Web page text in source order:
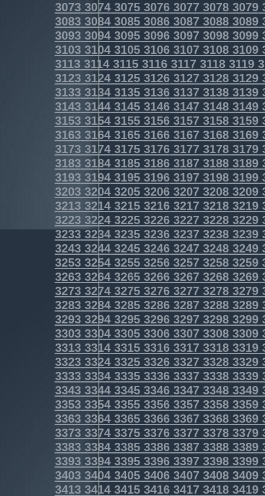
3073307430753076307730783079
3083308430853086308730883089
3093309430953096309730983099
3103310431053106310731083109
3113311431153116311731183119
3123312431253126312731283129
3133313431353136313731383139
3143314431453146314731483149
3153315431553156315731583159
3163316431653166316731683169
3173317431753176317731783179
3183318431853186318731883189
3193319431953196319731983199
3203320432053206320732083209
3213321432153216321732183219
3223322432253226322732283229
3233323432353236323732383239
3243324432453246324732483249
3253325432553256325732583259
3263326432653266326732683269
3273327432753276327732783279
3283328432853286328732883289
3293329432953296329732983299
3303330433053306330733083309
3313331433153316331733183319
3323332433253326332733283329
3333333433353336333733383339
3343334433453346334733483349
3353335433553356335733583359
3363336433653366336733683369
3373337433753376337733783379
3383338433853386338733883389
3393339433953396339733983399
3403340434053406340734083409
3413341434153416341734183419